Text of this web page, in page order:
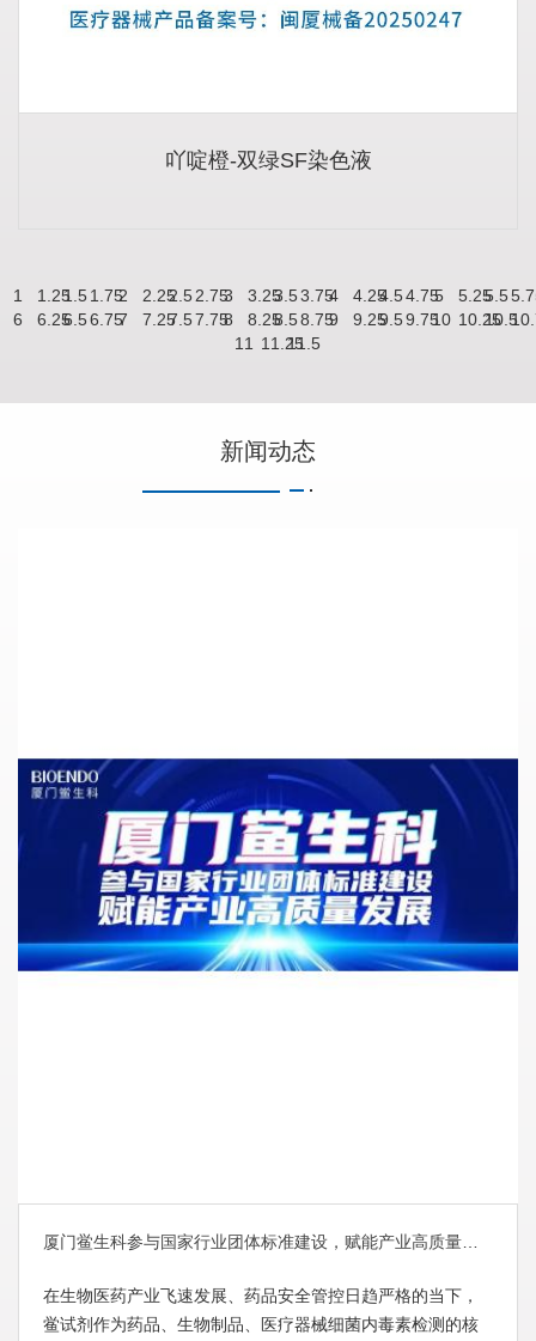
吖啶橙-双绿SF染色液
1 1.251.51.752 2.252.52.753 3.253.53.754 4.254.54.755 5.255.5
6
6.256.56.757 7.257.57.758 8.258.58.759 9.259.59.7510 10.2510.5
11
11.2511.5
新闻动态
厦门鲎生科参与国家行业团体标准建设，赋能产业高质量发展
在生物医药产业飞速发展、药品安全管控日趋严格的当下，
鲎试剂作为药品、生物制品、医疗器械细菌内毒素检测的核